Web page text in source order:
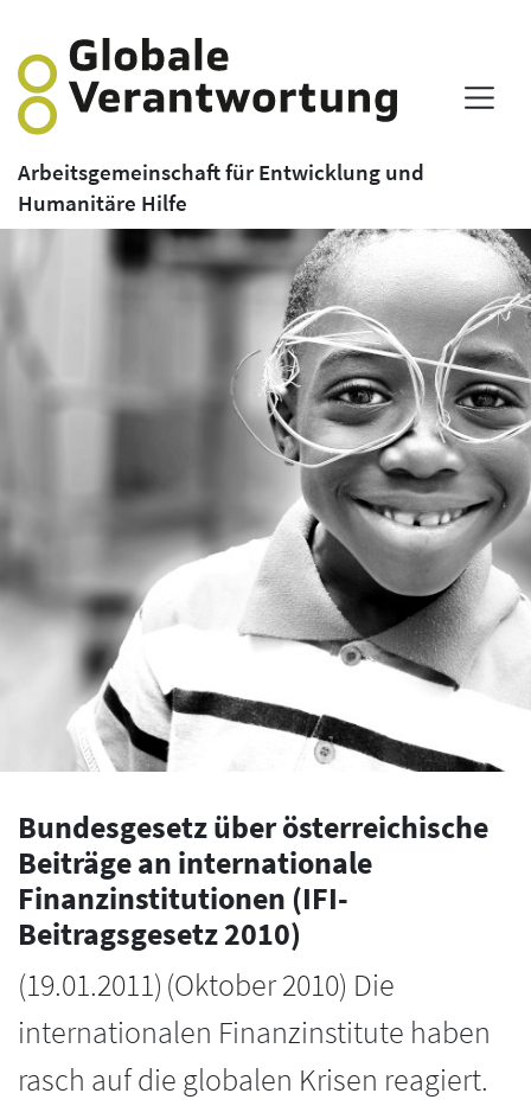
Arbeitsgemeinschaft für Entwicklung und
Humanitäre Hilfe
Bundesgesetz über österreichische
Beiträge an internationale
Finanzinstitutionen (IFI-
Beitragsgesetz 2010)
(19.01.2011) (Oktober 2010) Die
internationalen Finanzinstitute haben
rasch auf die globalen Krisen reagiert.